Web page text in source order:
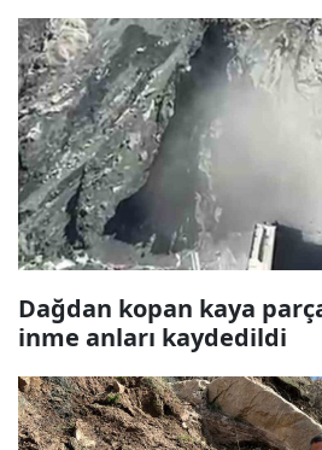
Dağdan kopan kaya
inme anları kaydedildi